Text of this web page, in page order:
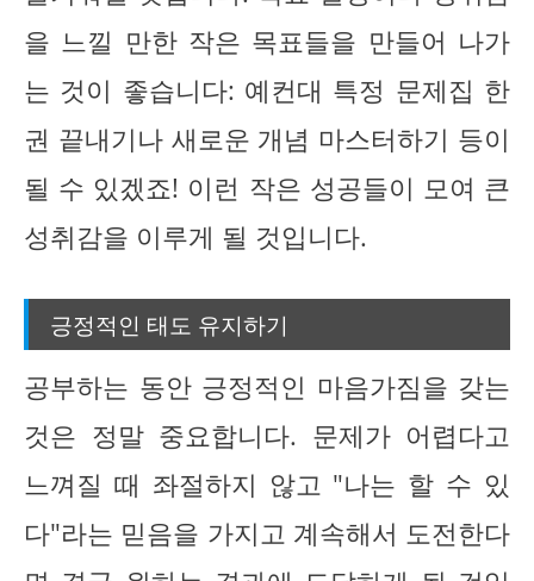
을 느낄 만한 작은 목표들을 만들어 나가
는 것이 좋습니다: 예컨대 특정 문제집 한
권 끝내기나 새로운 개념 마스터하기 등이
될 수 있겠죠! 이런 작은 성공들이 모여 큰
성취감을 이루게 될 것입니다.
긍정적인 태도 유지하기
공부하는 동안 긍정적인 마음가짐을 갖는
것은 정말 중요합니다. 문제가 어렵다고
느껴질 때 좌절하지 않고 "나는 할 수 있
다"라는 믿음을 가지고 계속해서 도전한다